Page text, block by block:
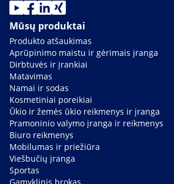
Mūsų produktai
Produkto atšaukimas
Aprūpinimo maistu ir gėrimais įranga
Dirbtuvės ir įrankiai
Matavimas
Namai ir sodas
Kosmetiniai poreikiai
Ūkio ir žemės ūkio reikmenys ir įranga
Pramoninio valymo įranga ir reikmenys
Biuro reikmenys
Mobilumas ir priežiūra
Viešbučių įranga
Sportas